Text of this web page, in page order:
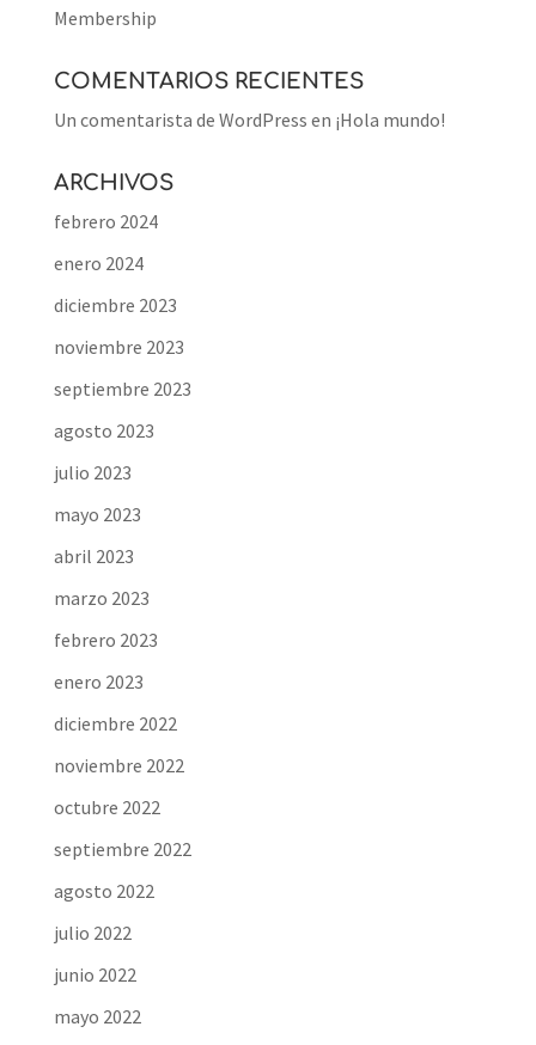
Membership
COMENTARIOS RECIENTES
Un comentarista de WordPress en ¡Hola mundo!
ARCHIVOS
febrero 2024
enero 2024
diciembre 2023
noviembre 2023
septiembre 2023
agosto 2023
julio 2023
mayo 2023
abril 2023
marzo 2023
febrero 2023
enero 2023
diciembre 2022
noviembre 2022
octubre 2022
septiembre 2022
agosto 2022
julio 2022
junio 2022
mayo 2022